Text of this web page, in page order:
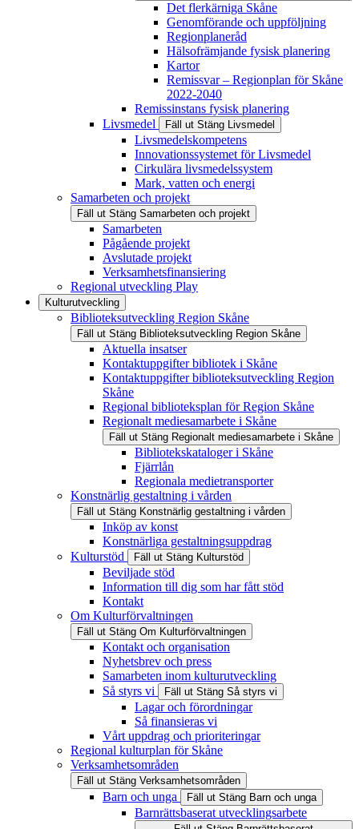
Det flerkärniga Skåne
Genomförande och uppföljning
Regionplaneråd
Hälsofrämjande fysisk planering
Kartor
Remissvar – Regionplan för Skåne
2022-2040
Remissinstans fysisk planering
Livsmedel
Fäll ut Stäng Livsmedel
Livsmedelskompetens
Innovationssystemet för Livsmedel
Cirkulära livsmedelssystem
Mark, vatten och energi
Samarbeten och projekt
Fäll ut Stäng Samarbeten och projekt
Samarbeten
Pågående projekt
Avslutade projekt
Verksamhetsfinansiering
Regional utveckling Play
Kulturutveckling
Biblioteksutveckling Region Skåne
Fäll ut Stäng Biblioteksutveckling Region Skåne
Aktuella insatser
Kontaktuppgifter bibliotek i Skåne
Kontaktuppgifter biblioteksutveckling Region
Skåne
Regional biblioteksplan för Region Skåne
Regionalt mediesamarbete i Skåne
Fäll ut Stäng Regionalt mediesamarbete i Skåne
Bibliotekskataloger i Skåne
Fjärrlån
Regionala medietransporter
Konstnärlig gestaltning i vården
Fäll ut Stäng Konstnärlig gestaltning i vården
Inköp av konst
Konstnärliga gestaltningsuppdrag
Kulturstöd
Fäll ut Stäng Kulturstöd
Beviljade stöd
Information till dig som har fått stöd
Kontakt
Om Kulturförvaltningen
Fäll ut Stäng Om Kulturförvaltningen
Kontakt och organisation
Nyhetsbrev och press
Samarbeten inom kulturutveckling
Så styrs vi
Fäll ut Stäng Så styrs vi
Lagar och förordningar
Så finansieras vi
Vårt uppdrag och prioriteringar
Regional kulturplan för Skåne
Verksamhetsområden
Fäll ut Stäng Verksamhetsområden
Barn och unga Fäll ut Stäng Barn och unga
Barnrättsbaserat utvecklingsarbete